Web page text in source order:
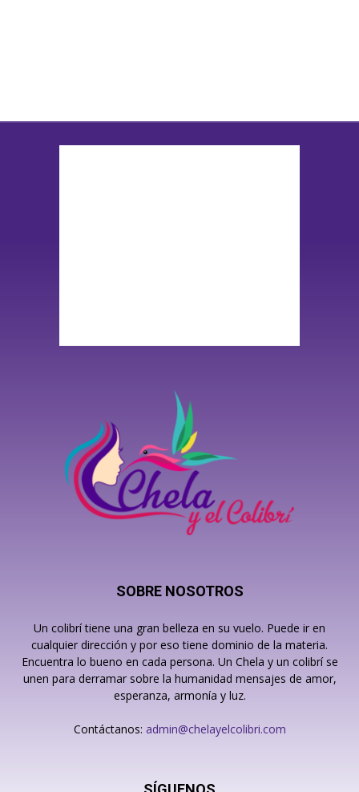
SOBRE NOSOTROS
Un colibrí tiene una gran belleza en su vuelo. Puede ir en
cualquier dirección y por eso tiene dominio de la materia.
Encuentra lo bueno en cada persona. Un Chela y un colibrí se
unen para derramar sobre la humanidad mensajes de amor,
esperanza, armonía y luz.
Contáctanos: admin@chelayelcolibri.com